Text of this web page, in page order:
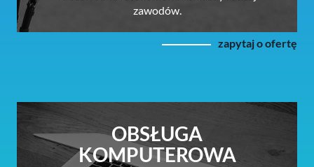
zawodów.
zapytaj o ofertę
OBSŁUGA
KOMPUTEROWA